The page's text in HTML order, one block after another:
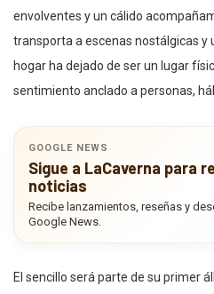
envolventes y un cálido
transporta a escenas nostálgicas y
hogar ha dejado de ser un lugar
sentimiento anclado a personas,
GOOGLE NEWS
Sigue a LaCaverna para
noticias
Recibe lanzamientos, reseñas y
Google News.
El sencillo será parte de su primer